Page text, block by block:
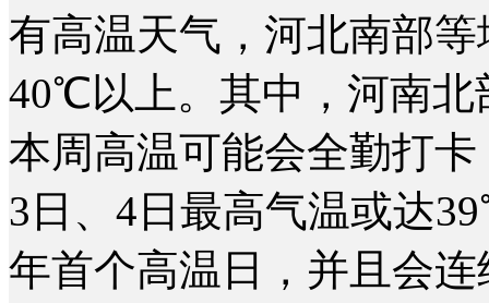
有高温天气，河北南部
40℃以上。其中，河南北
本周高温可能会全勤打
3日、4日最高气温或达
年首个高温日，并且会